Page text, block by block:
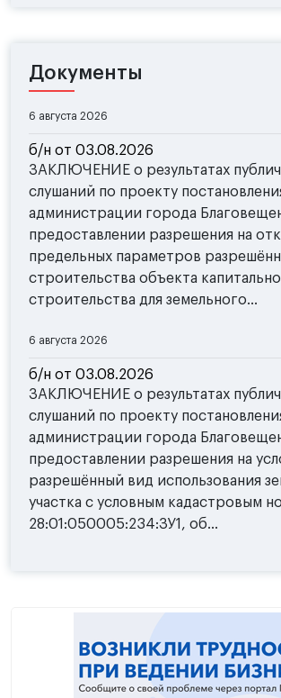
Документы
6 августа 2026
б/н от 03.08.2026
ЗАКЛЮЧЕНИЕ о результатах
слушаний по проекту
администрации города
предоставлении разрешения на
предельных параметров
строительства объекта
строительства для земельного...
6 августа 2026
б/н от 03.08.2026
ЗАКЛЮЧЕНИЕ о результатах
слушаний по проекту
администрации города
предоставлении разрешения на
разрешённый вид использования
участка с условным кадастровым
28:01:050005:234:ЗУ1, об...